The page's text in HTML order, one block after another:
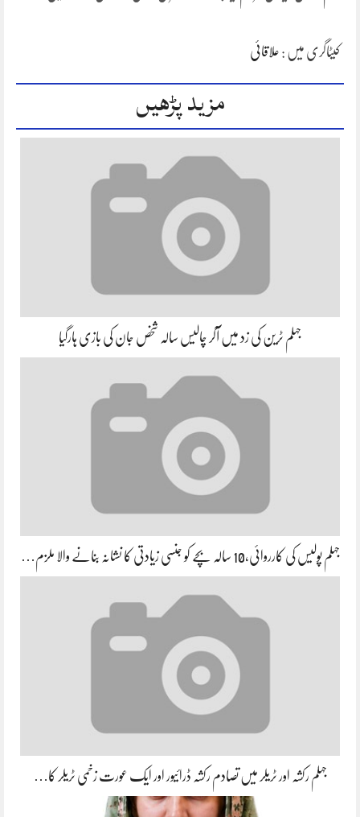
کیٹاگری میں : علاقائی
مزید پڑھیں
جہلم ٹرین کی زد میں آکر چالیس سالہ شخص جان کی بازی ہارگیا
جہلم پولیس کی کارروائی،10 سالہ بچے کو جنسی زیادتی کا نشانہ بنانے والا ملزم…
جہلم رکشہ اور ٹریلر میں تصادم رکشہ ڈرائیور اور ایک عورت زخمی ٹریلر کا…